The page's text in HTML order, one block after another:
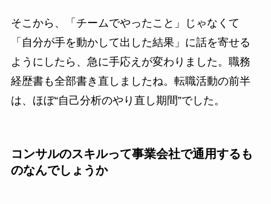
そこから、「チームでやったこと」じゃなくて
「自分が手を動かして出した結果」に話を寄せる
ようにしたら、急に手応えが変わりました。職務
経歴書も全部書き直しましたね。転職活動の前半
は、ほぼ“自己分析のやり直し期間”でした。
コンサルのスキルって事業会社で通用するも
のなんでしょうか